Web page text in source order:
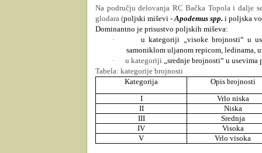
Na području delovanja RC Bačka Topola i dalje
glodara (poljski miševi - Apodemus spp. i poljska
Dominantno je prisustvo poljskih miševa:
·
u kategoriji „visoke brojnosti“ u
samoniklom uljanom repicom, ledinama,
·
u kategoriji
„srednje brojnosti“ u
Tabela: kategorije brojnosti
Kategorija
Opis brojnosti
I
Vrlo niska
II
Niska
III
Srednja
IV
Visoka
V
Vrlo visoka